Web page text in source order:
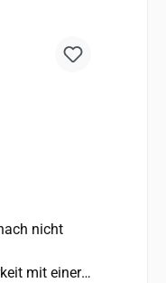
mit einer